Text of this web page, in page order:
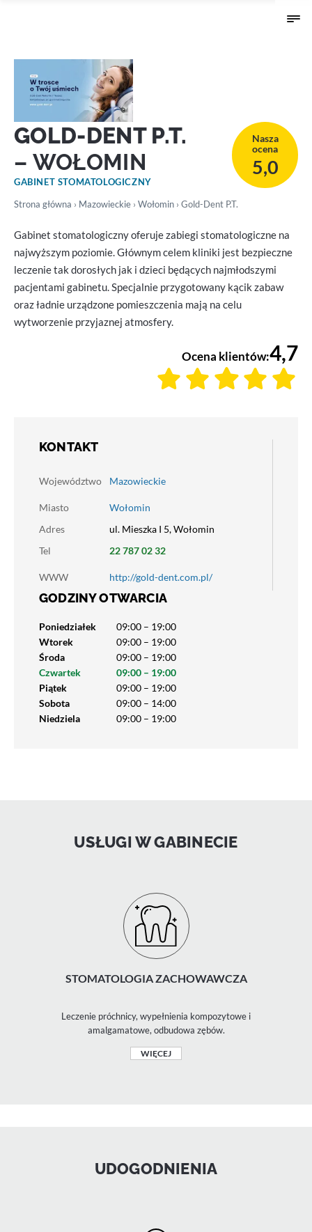
GOLD-DENT P.T.
– WOŁOMIN
GABINET STOMATOLOGICZNY
Nasza
ocena
5,0
Strona główna › Mazowieckie › Wołomin › Gold-Dent P.T.
Gabinet stomatologiczny oferuje zabiegi stomatologiczne na
najwyższym poziomie. Głównym celem kliniki jest bezpieczne
leczenie tak dorosłych jak i dzieci będących najmłodszymi
pacjentami gabinetu. Specjalnie przygotowany kącik zabaw
oraz ładnie urządzone pomieszczenia mają na celu
wytworzenie przyjaznej atmosfery.
Ocena klientów:4,7
KONTAKT
Województwo Mazowieckie
Miasto
Wołomin
Adres
ul. Mieszka I 5, Wołomin
Tel
22 787 02 32
WWW http://gold-dent.com.pl/
GODZINY OTWARCIA
Poniedziałek
09:00 – 19:00
Wtorek
09:00 – 19:00
Środa
09:00 – 19:00
Czwartek
09:00 – 19:00
Piątek
09:00 – 19:00
Sobota
09:00 – 14:00
Niedziela
09:00 – 19:00
USŁUGI W GABINECIE
STOMATOLOGIA ZACHOWAWCZA
Leczenie próchnicy, wypełnienia kompozytowe i
amalgamatowe, odbudowa zębów.
WIĘCEJ
UDOGODNIENIA